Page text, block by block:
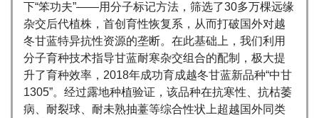
下“笨功夫”——用分子标记方法，筛选了30多万棵远缘
杂交后代植株，首创育性恢复系，从而打破国外对越
冬甘蓝特异抗性资源的垄断。在此基础上，我们利用
分子育种技术指导甘蓝耐寒杂交组合的配制，极大提
升了育种效率，2018年成功育成越冬甘蓝新品种“中甘
1305”。经过露地种植验证，该品种在抗寒性、抗枯萎
病、耐裂球、耐未熟抽薹等综合性状上超越国外同类